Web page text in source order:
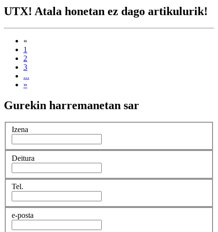
UTX! Atala honetan ez dago artikulurik!
«
1
2
3
...
»
Gurekin harremanetan sar
Izena
Deitura
Tel.
e-posta